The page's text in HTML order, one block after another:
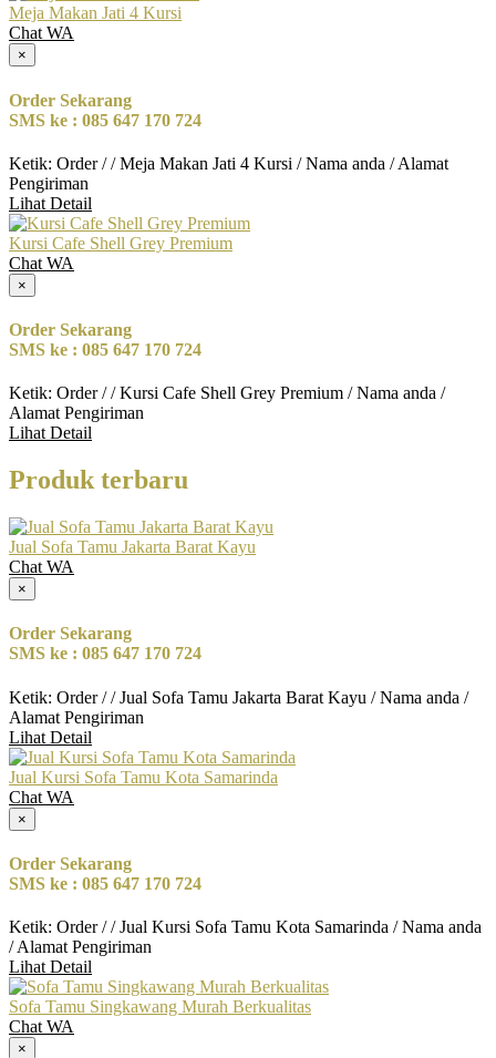
Meja Makan Jati 4 Kursi
Chat WA
×
Order Sekarang
SMS ke : 085 647 170 724
Ketik: Order / / Meja Makan Jati 4 Kursi / Nama anda / Alamat
Pengiriman
Lihat Detail
Kursi Cafe Shell Grey Premium
Chat WA
×
Order Sekarang
SMS ke : 085 647 170 724
Ketik: Order / / Kursi Cafe Shell Grey Premium / Nama anda /
Alamat Pengiriman
Lihat Detail
Produk terbaru
Jual Sofa Tamu Jakarta Barat Kayu
Chat WA
×
Order Sekarang
SMS ke : 085 647 170 724
Ketik: Order / / Jual Sofa Tamu Jakarta Barat Kayu / Nama anda /
Alamat Pengiriman
Lihat Detail
Jual Kursi Sofa Tamu Kota Samarinda
Chat WA
×
Order Sekarang
SMS ke : 085 647 170 724
Ketik: Order / / Jual Kursi Sofa Tamu Kota Samarinda / Nama anda
/ Alamat Pengiriman
Lihat Detail
Sofa Tamu Singkawang Murah Berkualitas
Chat WA
×